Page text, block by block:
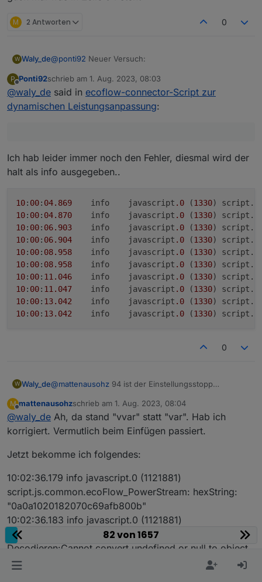
M 2 Antworten 0
W Waly_de@ponti92 Neuer Versuch:
siehe unten
P
Offline
Ponti92schrieb am 1. Aug. 2023, 08:03
zuletzt editiert von
@waly_de said in ecoflow-connector-Script zur
dynamischen Leistungsanpassung:
Ich hab leider immer noch den Fehler, diesmal wird der
halt als info ausgegeben..
10: 00: 04.869
	info	javascript
.0 (1330) script.
10: 00: 04.870
	info	javascript
.0 (1330) script.
10: 00: 06.903
	info	javascript
.0 (1330) script.
10: 00: 06.904
	info	javascript
.0 (1330) script.
10: 00: 08.958
	info	javascript
.0 (1330) script.
10: 00: 08.958
	info	javascript
.0 (1330) script.
10: 00: 11.046
	info	javascript
.0 (1330) script.
10: 00: 11.047
	info	javascript
.0 (1330) script.
10: 00: 13.042
	info	javascript
.0 (1330) script.
10: 00: 13.042
	info	javascript
.0 (1330) script.
0
W Waly_de@mattenausohz 94 ist der Einstellungsstopp
M
Offline
mattenausohzschrieb am 1. Aug. 2023, 08:04
zuletzt editiert von
@waly_de Ah, da stand "vvar" statt "var". Hab ich
korrigiert. Vermutlich beim Einfügen passiert.
Jetzt bekomme ich folgendes:
10:02:36.179 info javascript.0 (1121881)
script.js.common.ecoFlow_PowerStream: hexString:
"0a0a1020182070c69afb800b"
10:02:36.183 info javascript.0 (1121881)
script.js.common.ecoFlow_PowerStream: Fehler beim
Decodieren:Cannot convert undefined or null to object
10:02:36.183 info javascript.0 (1121881)
82 von 1657